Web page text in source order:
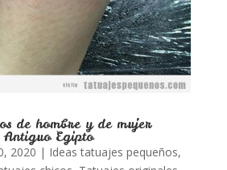
de hombre y de mujer
Egipto
2020 | Ideas tatuajes pequeños,